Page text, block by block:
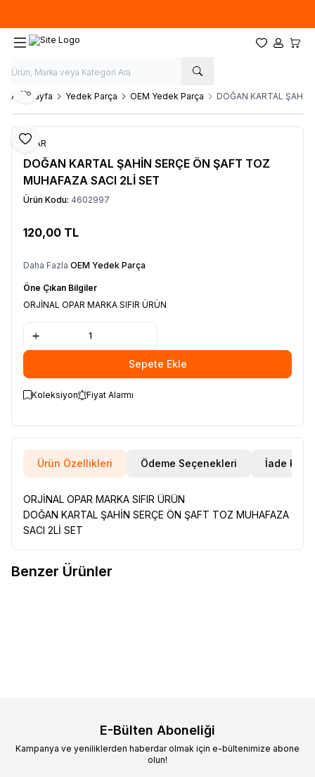
Favorilerim
Hesabım
Ana Sayfa Yedek Parça OEM Yedek Parça DOĞAN KARTAL
Favoriye Ekle
Paylaş
OPAR
DOĞAN KARTAL ŞAHİN SERÇE ÖN ŞAFT TOZ
MUHAFAZA SACI 2Lİ SET
Ürün Kodu: 4602997
120,00 TL
Daha Fazla OEM Yedek Parça
Öne Çıkan Bilgiler
ORJİNAL OPAR MARKA SIFIR ÜRÜN
Sepete Ekle
Koleksiyon Fiyat Alarmı
Ürün Özellikleri Ödeme Seçenekleri İade
ORJİNAL OPAR MARKA SIFIR ÜRÜN
DOĞAN KARTAL ŞAHİN SERÇE ÖN ŞAFT TOZ MUHAFAZA
SACI 2Lİ SET
Benzer Ürünler
E-Bülten Aboneliği
Kampanya ve yeniliklerden haberdar olmak için e-bültenimize abone
olun!